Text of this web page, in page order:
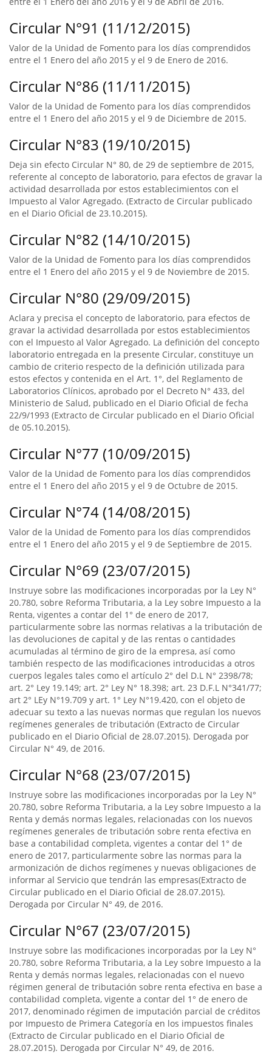
Circular N°91 (11/12/2015)
Valor de la Unidad de Fomento para los días comprendidos
entre el 1 Enero del año 2015 y el 9 de Enero de 2016.
Circular N°86 (11/11/2015)
Valor de la Unidad de Fomento para los días comprendidos
entre el 1 Enero del año 2015 y el 9 de Diciembre de 2015.
Circular N°83 (19/10/2015)
Deja sin efecto Circular N° 80, de 29 de septiembre de 2015,
referente al concepto de laboratorio, para efectos de gravar la
actividad desarrollada por estos establecimientos con el
Impuesto al Valor Agregado. (Extracto de Circular publicado
en el Diario Oficial de 23.10.2015).
Circular N°82 (14/10/2015)
Valor de la Unidad de Fomento para los días comprendidos
entre el 1 Enero del año 2015 y el 9 de Noviembre de 2015.
Circular N°80 (29/09/2015)
Aclara y precisa el concepto de laboratorio, para efectos de
gravar la actividad desarrollada por estos establecimientos
con el Impuesto al Valor Agregado. La definición del concepto
laboratorio entregada en la presente Circular, constituye un
cambio de criterio respecto de la definición utilizada para
estos efectos y contenida en el Art. 1°, del Reglamento de
Laboratorios Clínicos, aprobado por el Decreto N° 433, del
Ministerio de Salud, publicado en el Diario Oficial de fecha
22/9/1993 (Extracto de Circular publicado en el Diario Oficial
de 05.10.2015).
Circular N°77 (10/09/2015)
Valor de la Unidad de Fomento para los días comprendidos
entre el 1 Enero del año 2015 y el 9 de Octubre de 2015.
Circular N°74 (14/08/2015)
Valor de la Unidad de Fomento para los días comprendidos
entre el 1 Enero del año 2015 y el 9 de Septiembre de 2015.
Circular N°69 (23/07/2015)
Instruye sobre las modificaciones incorporadas por la Ley N°
20.780, sobre Reforma Tributaria, a la Ley sobre Impuesto a la
Renta, vigentes a contar del 1° de enero de 2017,
particularmente sobre las normas relativas a la tributación de
las devoluciones de capital y de las rentas o cantidades
acumuladas al término de giro de la empresa, así como
también respecto de las modificaciones introducidas a otros
cuerpos legales tales como el artículo 2° del D.L N° 2398/78;
art. 2° Ley 19.149; art. 2° Ley N° 18.398; art. 23 D.F.L N°341/77;
art 2° LEy N°19.709 y art. 1° Ley N°19.420, con el objeto de
adecuar su texto a las nuevas normas que regulan los nuevos
regímenes generales de tributación (Extracto de Circular
publicado en el Diario Oficial de 28.07.2015). Derogada por
Circular N° 49, de 2016.
Circular N°68 (23/07/2015)
Instruye sobre las modificaciones incorporadas por la Ley N°
20.780, sobre Reforma Tributaria, a la Ley sobre Impuesto a la
Renta y demás normas legales, relacionadas con los nuevos
regímenes generales de tributación sobre renta efectiva en
base a contabilidad completa, vigentes a contar del 1° de
enero de 2017, particularmente sobre las normas para la
armonización de dichos regímenes y nuevas obligaciones de
informar al Servicio que tendrán las empresas(Extracto de
Circular publicado en el Diario Oficial de 28.07.2015).
Derogada por Circular N° 49, de 2016.
Circular N°67 (23/07/2015)
Instruye sobre las modificaciones incorporadas por la Ley N°
20.780, sobre Reforma Tributaria, a la Ley sobre Impuesto a la
Renta y demás normas legales, relacionadas con el nuevo
régimen general de tributación sobre renta efectiva en base a
contabilidad completa, vigente a contar del 1° de enero de
2017, denominado régimen de imputación parcial de créditos
por Impuesto de Primera Categoría en los impuestos finales
(Extracto de Circular publicado en el Diario Oficial de
28.07.2015). Derogada por Circular N° 49, de 2016.